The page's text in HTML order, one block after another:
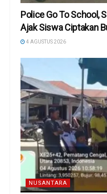
Police Go To School,
Ajak Siswa Ciptakan
4 AGUSTUS 2026
NUSANTARA